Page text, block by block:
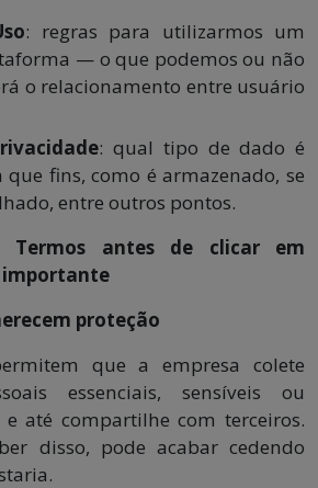
: regras para utilizarmos um
— o que podemos ou não
o relacionamento entre usuário
: qual tipo de dado é
que fins, como é armazenado, se
entre outros pontos.
antes de clicar em
importante
proteção
que a empresa colete
essenciais, sensíveis ou
até compartilhe com terceiros.
disso, pode acabar cedendo